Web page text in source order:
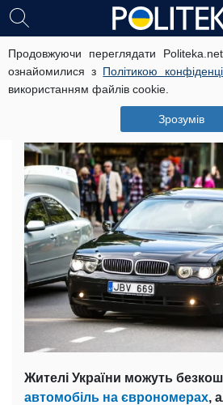
Продовжуючи переглядати
ознайомилися з Політикою
використанням файлів cookie.
Зрозумів
Українцям
авто на єврономерах,
“але”
Жителі України можуть
автомобіль на єврономерах,